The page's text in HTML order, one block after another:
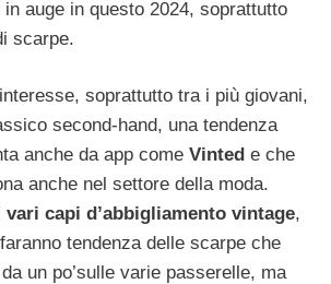
in auge in questo 2024, soprattutto
scarpe.
soprattutto tra i più giovani,
second-hand, una tendenza
anche da app come Vinted e che
anche nel settore della moda.
vari capi d’abbigliamento vintage,
tendenza delle scarpe che
un po’sulle varie passerelle, ma